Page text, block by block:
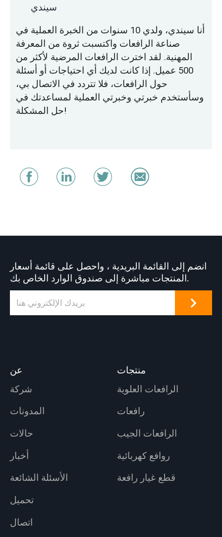
سيندي
أنا سيندي، ولدي 10 سنوات من الخبرة العملية في
صناعة الرافعات واكتسبت ثروة من المعرفة
المهنية. لقد اخترت الرافعات المرضية لأكثر من
500 عميل. إذا كانت لديك أي احتياجات أو أسئلة
حول الرافعات، فلا تتردد في الاتصال بي،
وسأستخدم خبرتي وخبرتي العملية لمساعدتك في
حل المشكلة!
انضم إلى القائمة البريدية ، واحصل على قائمة أسعار
المنتجات مباشرة إلى صندوق الوارد الخاص بك.
عن
شركة
المدونات
حالات
أخبار
الأسئلة الشائعة
تحميل
اتصال
منتجات
الرافعات العلوية
رافعات
الرافعات الجيب
روافع كهربائية
قطع غيار رافعة